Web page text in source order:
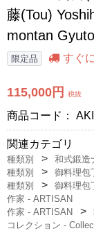
藤(Tou)
montan
限定品 すぐ
115,000円 税抜
商品コード：
関連カテゴリ
種類別
和式鍛造
種類別
御料理包
種類別
御料理包
作家 - ARTISAN
作家 - ARTISAN
コレクション -